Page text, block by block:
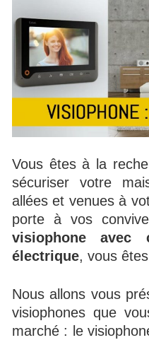
Vous êtes à la
sécuriser votre
allées et venues à
porte à vos
visiophone avec
électrique, vous
Nous allons vous
visiophones que
marché : le